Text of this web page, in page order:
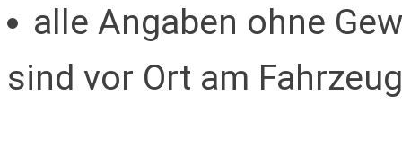
alle Angaben ohne
sind vor Ort am